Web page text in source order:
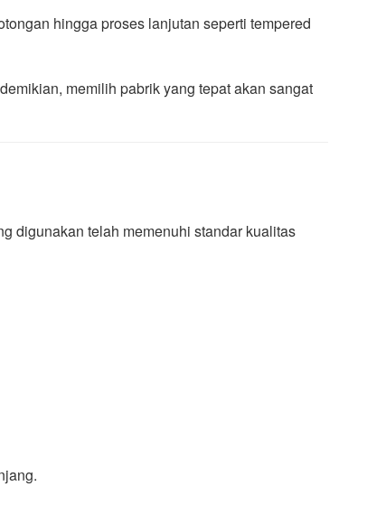
hingga proses lanjutan seperti tempered
memilih pabrik yang tepat akan sangat
digunakan telah memenuhi standar kualitas